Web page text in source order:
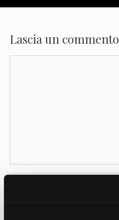
Lascia un commento